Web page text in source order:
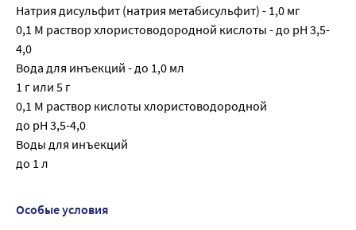
Натрия дисульфит (натрия метабисульфит) - 1,0 мг
0,1 М раствор хлористоводородной кислоты - до pH 3,5-
4,0
Вода для инъекций - до 1,0 мл
1 г или 5 г
0,1 М раствор кислоты хлористоводородной
до pH 3,5-4,0
Воды для инъекций
до 1 л
Особые условия